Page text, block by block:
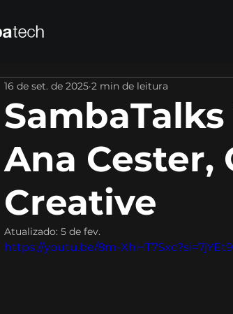
SambaTalks
Ana Cester,
Creative
16 de set. de 2025 2 min de leitura
Atualizado: 5 de fev.
https://youtu.be/8m-